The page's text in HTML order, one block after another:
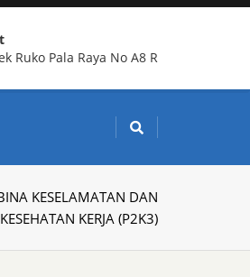
Ruko Pala Raya No A8 R
KESELAMATAN DAN
KESEHATAN KERJA (P2K3)